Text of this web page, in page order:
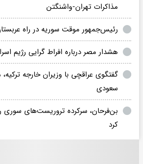
مذاکرات تهران-واشنگتن
رئیس‌جمهور موقت سوریه در راه
هشدار مصر درباره افراط گرایی رژیم
گفتگوی عراقچی با وزیران خارجه
سعودی
بن‌فرحان، سرکرده تروریست‌های سوری
کرد